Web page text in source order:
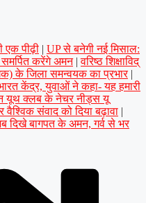
पीढ़ी | UP से बनेगी नई मिसाल:
समर्पित करेंगे अमन | वरिष्ठ शिक्षाविद्
के जिला समन्वयक का प्रभार |
केंद्र, युवाओं ने कहा- यह हमारी
यूथ क्लब के नेचर नीड्स यू
संवाद को दिया बढ़ावा |
दिखे बागपत के अमन, गर्व से भर